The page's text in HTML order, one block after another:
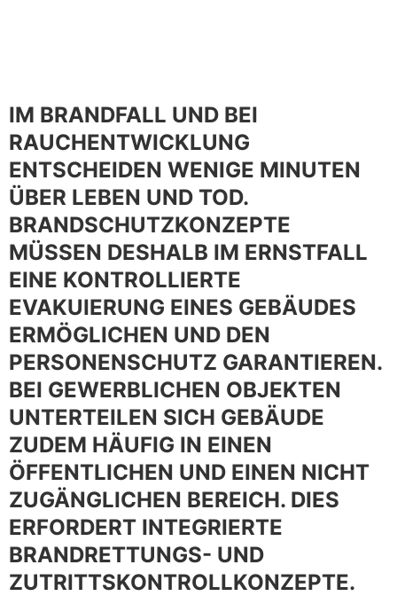
IM BRANDFALL UND BEI
RAUCHENTWICKLUNG
ENTSCHEIDEN WENIGE MINUTEN
ÜBER LEBEN UND TOD.
BRANDSCHUTZKONZEPTE
MÜSSEN DESHALB IM ERNSTFALL
EINE KONTROLLIERTE
EVAKUIERUNG EINES GEBÄUDES
ERMÖGLICHEN UND DEN
PERSONENSCHUTZ GARANTIEREN.
BEI GEWERBLICHEN OBJEKTEN
UNTERTEILEN SICH GEBÄUDE
ZUDEM HÄUFIG IN EINEN
ÖFFENTLICHEN UND EINEN NICHT
ZUGÄNGLICHEN BEREICH. DIES
ERFORDERT INTEGRIERTE
BRANDRETTUNGS- UND
ZUTRITTSKONTROLLKONZEPTE.